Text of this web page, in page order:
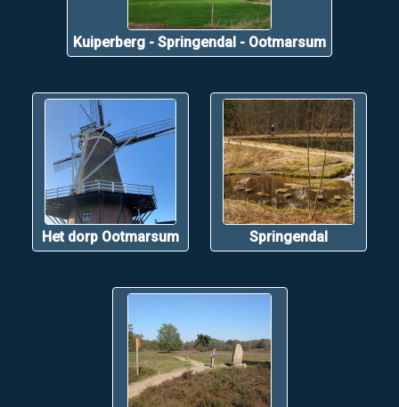
Kuiperberg - Springendal - Ootmarsum
Het dorp Ootmarsum Springendal